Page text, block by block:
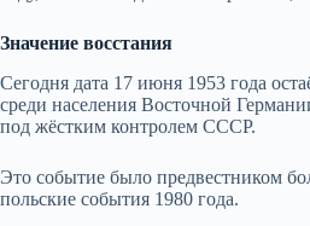
Значение восстания
Сегодня дата 17 июня 1953 года
среди населения Восточной
под жёстким контролем СССР.
Это событие было предвестником
польские события 1980 года.